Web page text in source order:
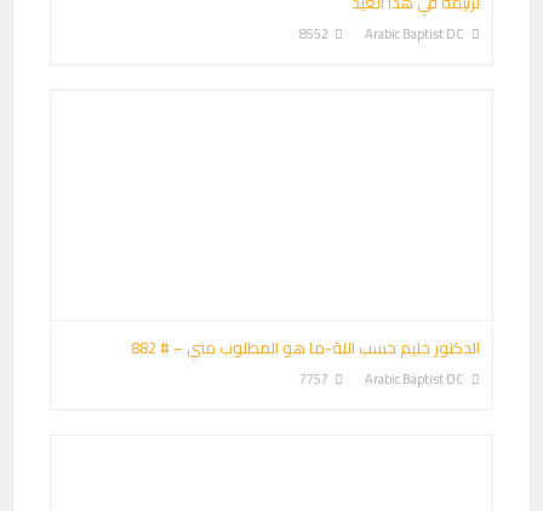
Arabic Baptist DC
8552
الدكتور حليم حسب اللة-ما هو المطلوب مني – # 882
Arabic Baptist DC
7757